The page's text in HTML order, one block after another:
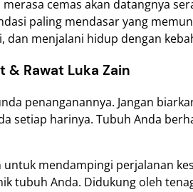
cemas akan datangnya
paling mendasar yang
menjalani hidup dengan
& Rawat Luka Zain
penanganannya. Jangan
setiap harinya. Tubuh Anda
mendampingi perjalanan
tubuh Anda. Didukung oleh